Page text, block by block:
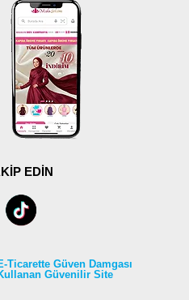
EDİN
Ticarette Güven Damgası
Güvenilir Site